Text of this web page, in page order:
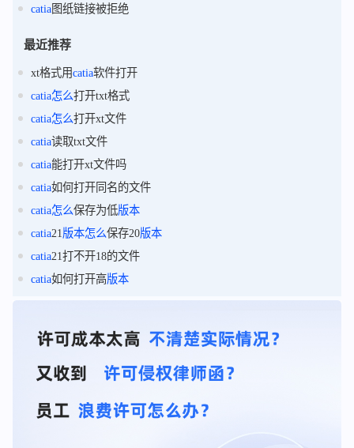
catia图纸链接被拒绝
最近推荐
xt格式用catia软件打开
catia怎么打开txt格式
catia怎么打开xt文件
catia读取txt文件
catia能打开xt文件吗
catia如何打开同名的文件
catia怎么保存为低版本
catia21版本怎么保存20版本
catia21打不开18的文件
catia如何打开高版本